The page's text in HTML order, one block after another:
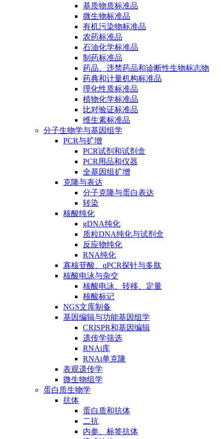
基质物质标准品
微生物标准品
有机污染物标准品
农药标准品
石油化学标准品
制药标准品
药品、违禁药品和诊断性生物标志物
药典和计量机构标准品
理化性质标准品
植物化学标准品
比对验证标准品
维生素标准品
分子生物学与基因组学
PCR与扩增
PCR试剂和试剂盒
PCR用品和仪器
全基因组扩增
克隆与表达
分子克隆与蛋白表达
转染
核酸纯化
gDNA纯化
质粒DNA纯化与试剂盒
反应物纯化
RNA纯化
寡核苷酸、qPCR探针与多肽
核酸电泳与杂交
核酸电泳、转移、定量
核酸标记
NGS文库制备
基因编辑与功能基因组学
CRISPR和基因编辑
遗传学筛选
RNAi库
RNAi单克隆
表观遗传学
微生物组学
蛋白质生物学
抗体
蛋白质和抗体
二抗
内参、标签抗体